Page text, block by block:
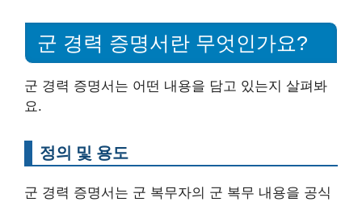
군 경력 증명서란 무엇인가요?
군 경력 증명서는 어떤 내용을 담고 있는지 살펴봐
요.
정의 및 용도
군 경력 증명서는 군 복무자의 군 복무 내용을 공식